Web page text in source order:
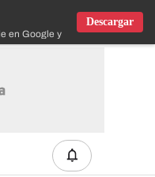
en Google y IOS
Descargar